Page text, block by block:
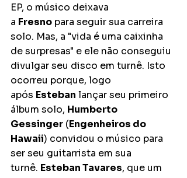
EP, o músico deixava
a Fresno para seguir sua carreira
solo. Mas, a "vida é uma caixinha
de surpresas" e ele não conseguiu
divulgar seu disco em turnê. Isto
ocorreu porque, logo
após Esteban lançar seu primeiro
álbum solo, Humberto
Gessinger (Engenheiros do
Hawaii) convidou o músico para
ser seu guitarrista em sua
turnê. Esteban Tavares, que um